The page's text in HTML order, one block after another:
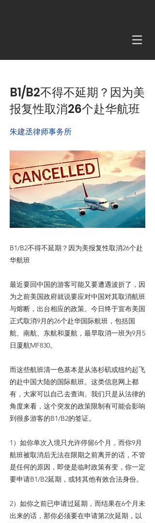
B1/B2不得不延期？因为美
报复性取消26个赴华航班
朱建丞律师事务所
B1/B2不得不延期？因为美报复性取消26个赴
华航班
最近要回中国的游客可能又要遭遇波折了，因
为之前美国政府就说要应对中国对其取消航班
与熔断，出台相应的政策。今日终于宣布美国
正式取消9月的26个赴华国际航班，包括国
航、南航、东航和厦航，最早取消一班为9月5
日厦航MF830。
而这些航班清一色基本是从洛杉矶或纽约起飞
的赴中国大陆的国际航班。这类信息网上都
有，大家可以自己去查询。我们只是从法律的
角度来看，这个突发的政策限制有可能会影响
到很多游客的B1/B2的签证。
1）如你单次入境只允许停留6个月，而你9月
航班被取消后无法在限期之前离开的话，不管
是任何的原因，即使是临时政策有变，你一定
要申请B1/B2延期，或转其他有效合法身份。
2）如你之前已申请过延期，而结果在6个月未
出来的话，那你必须要在申请第2次延期，以